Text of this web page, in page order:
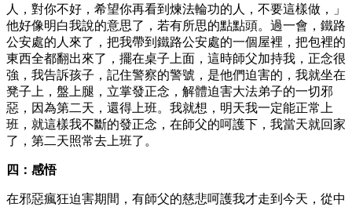
人，對你不好，希望你再看到煉法輪功的人，不要這樣做，」
他好像明白我說的意思了，若有所思的點點頭。過一會，鐵路
公安處的人來了，把我帶到鐵路公安處的一個屋裡，把包裡的
東西全都翻出來了，擺在桌子上面，這時師父加持我，正念很
強，我告訴孩子，記住警察的警號，是他們迫害的，我就坐在
凳子上，盤上腿，立掌發正念，解體迫害大法弟子的一切邪
惡，因為第二天，還得上班。我就想，明天我一定能正常上
班，就這樣我不斷的發正念，在師父的呵護下，我當天就回家
了，第二天照常去上班了。
四：感悟
在邪惡瘋狂迫害期間，有師父的慈悲呵護我才走到今天，從中